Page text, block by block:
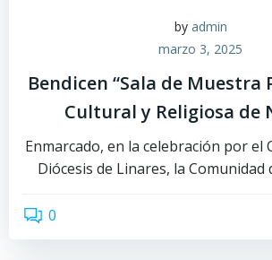
by admin
marzo 3, 2025
Bendicen “Sala de
Cultural y Religiosa de
Enmarcado, en la celebración por el
Diócesis de Linares, la
0